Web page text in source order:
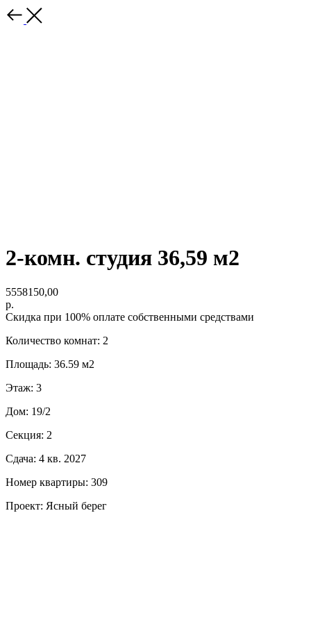
2-комн. студия 36,59 м2
5558150,00
р.
Скидка при 100% оплате собственными средствами
Количество комнат: 2
Площадь: 36.59 м2
Этаж: 3
Дом: 19/2
Секция: 2
Сдача: 4 кв. 2027
Номер квартиры: 309
Проект: Ясный берег